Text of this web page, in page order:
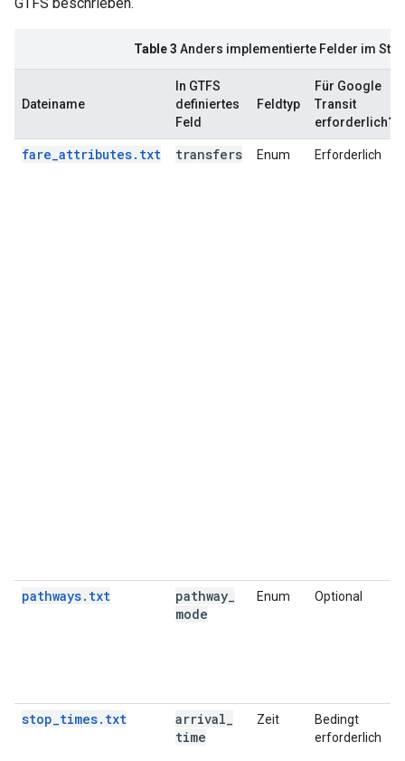
Table 3 Anders implementierte Felder im
Dateiname
In GTFS
definiertes
Feld
Feldtyp
Für Google
Transit
erforderlich?
fare_attributes.txt transfers Enum Erforderlich
pathways.txt pathway
mode
Enum Optional
stop_times.txt arrival
time
Zeit
Bedingt
erforderlich